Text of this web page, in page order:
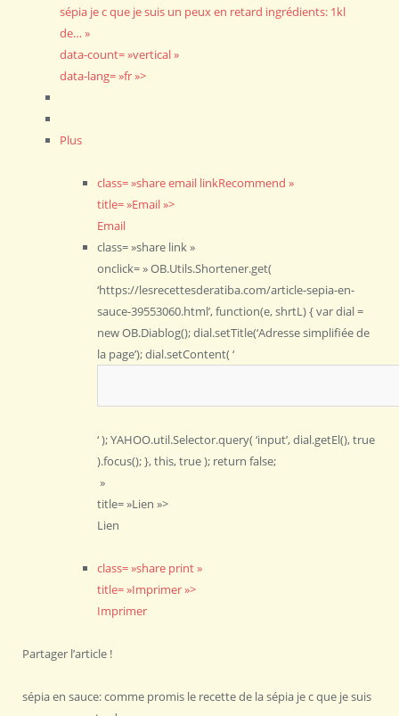
sépia je c que je suis un peux en retard ingrédients: 1kl
de… »
data-count= »vertical »
data-lang= »fr »>
Plus
class= »share email linkRecommend »
title= »Email »>
Email
class= »share link »
onclick= » OB.Utils.Shortener.get(
‘https://lesrecettesderatiba.com/article-sepia-en-
sauce-39553060.html’, function(e, shrtL) { var dial =
new OB.Diablog(); dial.setTitle(‘Adresse simplifiée de
la page’); dial.setContent( ‘
‘ ); YAHOO.util.Selector.query( ‘input’, dial.getEl(), true
).focus(); }, this, true ); return false;
»
title= »Lien »>
Lien
class= »share print »
title= »Imprimer »>
Imprimer
Partager l’article !
sépia en sauce: comme promis le recette de la sépia je c que je suis